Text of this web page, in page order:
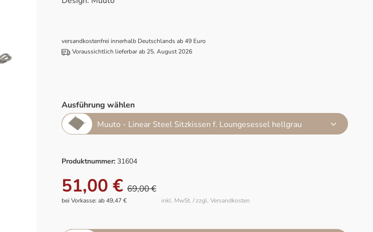
versandkostenfrei innerhalb Deutschlands ab 49 Euro
Voraussichtlich lieferbar ab 25. August 2026
Ausführung wählen
Muuto - Linear Steel Sitzkissen f. Loungesessel hellgrau
Produktnummer: 31604
51,00 € 69,00 €
inkl. MwSt. / zzgl. Versandkosten
bei Vorkasse: ab 49,47 €